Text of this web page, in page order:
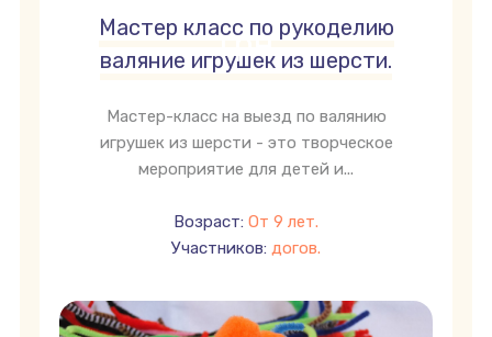
грн
Мастер класс по рукоделию
валяние игрушек из шерсти.
Мастер-класс на выезд по валянию
игрушек из шерсти - это творческое
мероприятие для детей и...
Возраст: От 9 лет.
Участников: догов.